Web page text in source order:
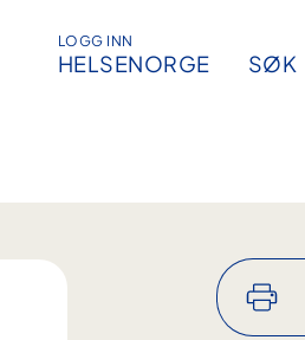
LOGG INN
HELSENORGE SØK